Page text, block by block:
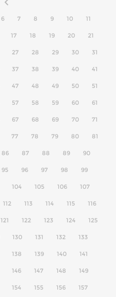
6 7 8 9 10 11
17 18 19 20 21
27 28 29 30 31
37 38 39 40 41
47 48 49 50 51
57 58 59 60 61
67 68 69 70 71
77 78 79 80 81
86 87 88 89 90
95 96 97 98 99
104 105 106 107
112 113 114 115 116
121 122 123 124 125
130 131 132 133
138 139 140 141
146 147 148 149
154 155 156 157